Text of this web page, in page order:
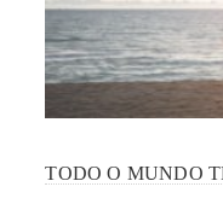
TODO O MUNDO